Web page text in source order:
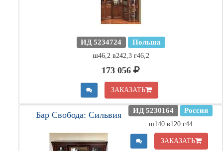
ИД 5234724 Польша
ш46,2 в242,3 г46,2
173 056
ЗАКАЗАТЬ
Бар Свобода: Сильвия ИД 5230164 Россия
ш140 в120 г44
ЗАКАЗАТЬ